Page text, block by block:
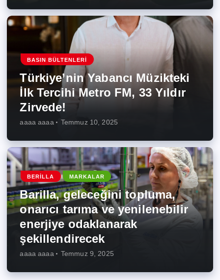
BASIN BÜLTENLERI
Türkiye’nin Yabancı Müzikteki
İlk Tercihi Metro FM, 33 Yıldır
Zirvede!
aaaa aaaa Temmuz 10, 2025
BERILLA MARKALAR
Barilla, geleceğini topluma,
onarıcı tarıma ve yenilenebilir
enerjiye odaklanarak
şekillendirecek
aaaa aaaa Temmuz 9, 2025